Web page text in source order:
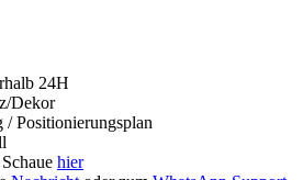
24H
Dekor
Positionierungsplan
hier